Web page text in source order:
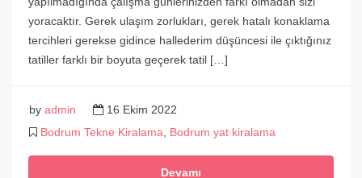
yoracaktır. Gerek ulaşım zorlukları, gerek hatalı konaklama
tercihleri gerekse gidince hallederim düşüncesi ile çıktığınız
tatiller farklı bir boyuta geçerek tatil […]
by admin
16 Ekim 2022
Bodrum Tekne Kiralama, Bodrum yat kiralama
Devamı